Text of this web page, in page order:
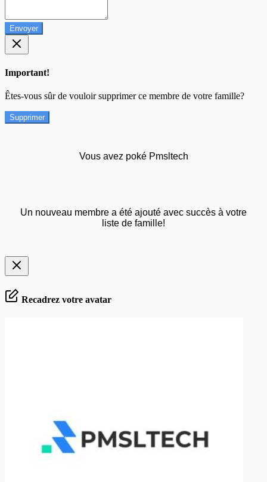
Envoyer
Important!
Êtes-vous sûr de vouloir supprimer ce membre de votre famille?
Supprimer
Vous avez poké Pmsltech
Un nouveau membre a été ajouté avec succès à votre
liste de famille!
Recadrez votre avatar